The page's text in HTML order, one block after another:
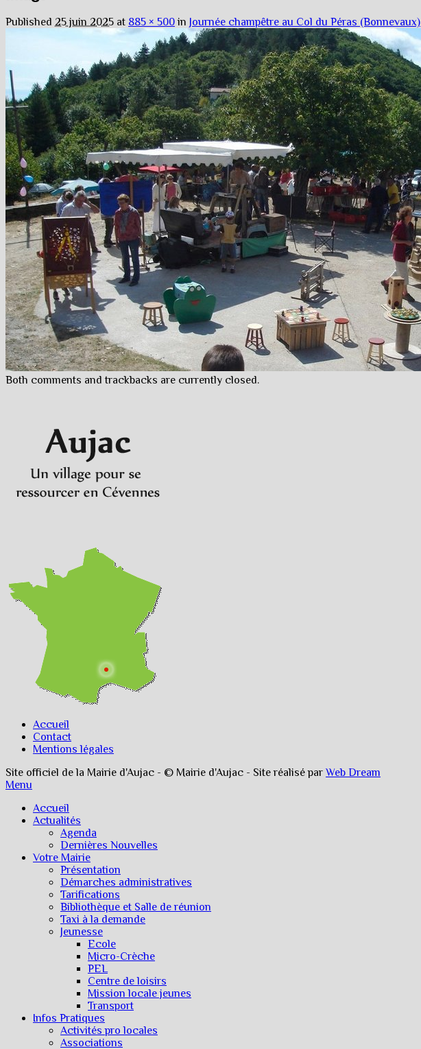
Published 25 juin 2025 at 885 × 500in Journée champêtre au Col du Péras (Bonnevaux)
Both comments and trackbacks are currently closed.
Accueil
Contact
Mentions légales
Site officiel de la Mairie d'Aujac - © Mairie d'Aujac - Site réalisé parWeb Dream
Menu
Accueil
Actualités
Agenda
Dernières Nouvelles
Votre Mairie
Présentation
Démarches administratives
Tarifications
Bibliothèque et Salle de réunion
Taxi à la demande
Jeunesse
Ecole
Micro-Crèche
PEL
Centre de loisirs
Mission locale jeunes
Transport
Infos Pratiques
Activités pro locales
Associations